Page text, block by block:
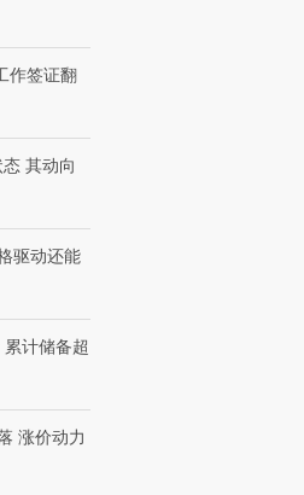
印
视线｜“入侵”还是“人道危
对
住三大增长引擎是什么？
作签证翻
其动向
驱动还能
计储备超
涨价动力